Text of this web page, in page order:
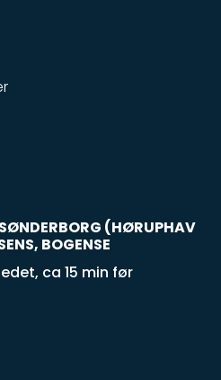
(HØRUPHAV
BOGENSE
ca 15 min før